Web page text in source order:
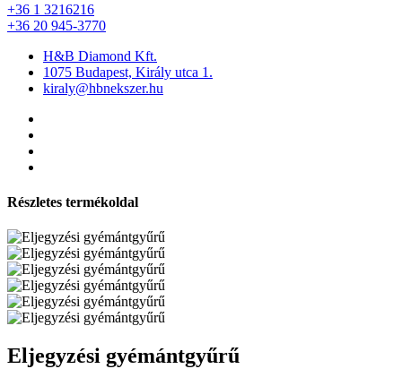
+36 1 3216216
+36 20 945-3770
H&B Diamond Kft.
1075 Budapest, Király utca 1.
kiraly@hbnekszer.hu
Részletes termékoldal
Eljegyzési gyémántgyűrű